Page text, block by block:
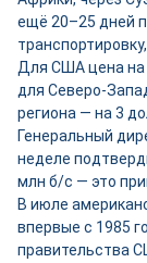
ещё 20–25 дней
Для США цена на
для Северо-
региона — на 3
Генеральный
неделе
млн б/с — это
В июле
впервые с 1985
правительства